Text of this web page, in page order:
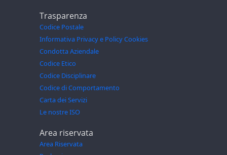
Trasparenza
Codice Postale
Informativa Privacy e Policy Cookies
Condotta Aziendale
Codice Etico
Codice Disciplinare
Codice di Comportamento
Carta dei Servizi
Le nostre ISO
Area riservata
Area Riservata